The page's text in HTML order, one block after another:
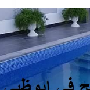
و
ى